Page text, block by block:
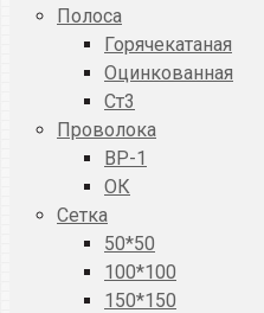
Полоса
Горячекатаная
Оцинкованная
Ст3
Проволока
ВР-1
ОК
Сетка
50*50
100*100
150*150